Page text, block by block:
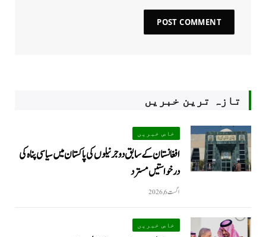
تازہ ترین خبریں
خاص خبریں
افغانستان کے سابق دو جرنیلوں کی پاکستان میں سیاسی پناہ کی
درخواستیں مسترد
اگست 6, 2026
خاص خبریں